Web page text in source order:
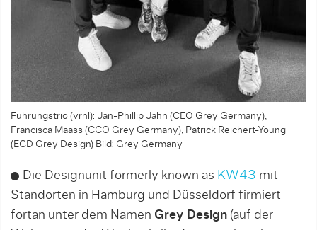
Führungstrio (vrnl): Jan-Phillip Jahn (CEO Grey Germany),
Francisca Maass (CCO Grey Germany), Patrick Reichert-Young
(ECD Grey Design) Bild: Grey Germany
Die Designunit formerly known as KW43 mit
Standorten in Hamburg und Düsseldorf firmiert
fortan unter dem Namen Grey Design (auf der